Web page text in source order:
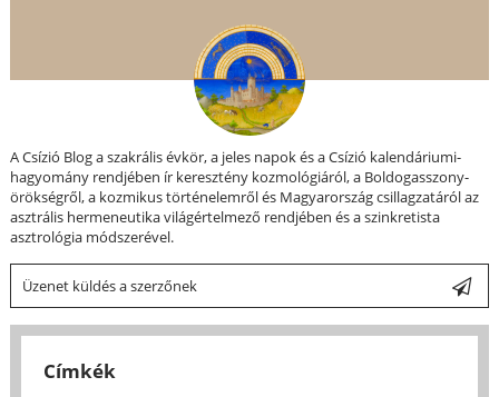
A Csízió Blog a szakrális évkör, a jeles napok és a Csízió kalendáriumi-
hagyomány rendjében ír keresztény kozmológiáról, a Boldogasszony-
örökségről, a kozmikus történelemről és Magyarország csillagzatáról az
asztrális hermeneutika világértelmező rendjében és a szinkretista
asztrológia módszerével.
Üzenet küldés a szerzőnek
Címkék